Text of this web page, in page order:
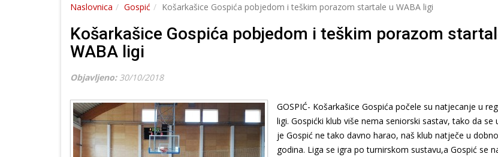
Naslovnica Gospić Košarkašice Gospića pobjedom i teškim porazom startale u WABA ligi
Košarkašice Gospića pobjedom i teškim porazom
WABA ligi
Objavljeno: 30/10/2018
GOSPIĆ- Košarkašice Gospića počele su natjecanje u
ligi. Gospićki klub više nema seniorski sastav, tako da
je Gospić ne tako davno harao, naš klub natječe u
godina. Liga se igra po turnirskom sustavu,a Gospić se